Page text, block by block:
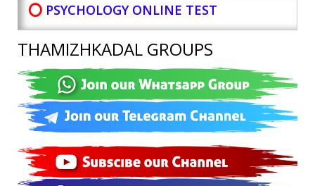
⭕ PSYCHOLOGY ONLINE TEST
THAMIZHKADAL GROUPS